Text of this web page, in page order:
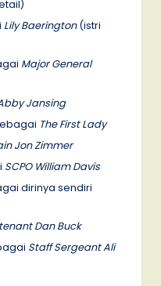
Lily Baerington(istri
Major General
Jansing
The First Lady
Jon Zimmer
SCPO William Davis
dirinya sendiri
Dan Buck
Staff Sergeant Ali